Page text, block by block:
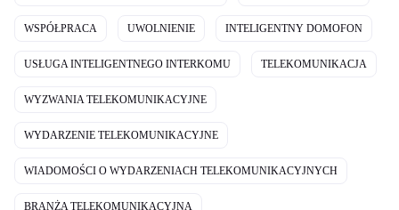
WSPÓŁPRACA UWOLNIENIE INTELIGENTNY DOMOFON
USŁUGA INTELIGENTNEGO INTERKOMU TELEKOMUNIKACJA
WYZWANIA TELEKOMUNIKACYJNE
WYDARZENIE TELEKOMUNIKACYJNE
WIADOMOŚCI O WYDARZENIACH TELEKOMUNIKACYJNYCH
BRANŻA TELEKOMUNIKACYJNA